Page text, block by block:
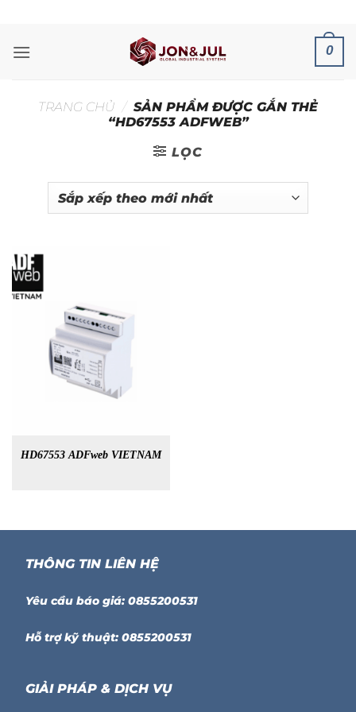
nội
0
TRANG CHỦ / SẢN PHẨM ĐƯỢC GẮN THẺ
“HD67553 ADFWEB”
LỌC
HD67553 ADFweb VIETNAM
THÔNG TIN LIÊN HỆ
Yêu cầu báo giá: 0855200531
Hỗ trợ kỹ thuật: 0855200531
GIẢI PHÁP & DỊCH VỤ